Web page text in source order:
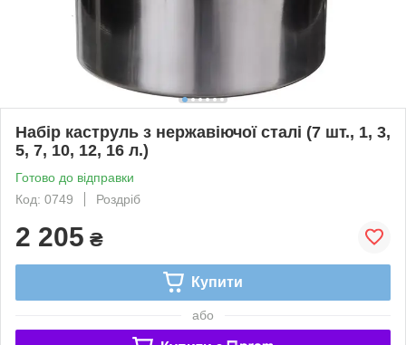
Набір каструль з нержавіючої сталі (7 шт., 1, 3,
5, 7, 10, 12, 16 л.)
Готово до відправки
Код: 0749
Роздріб
2 205 ₴
Купити
або